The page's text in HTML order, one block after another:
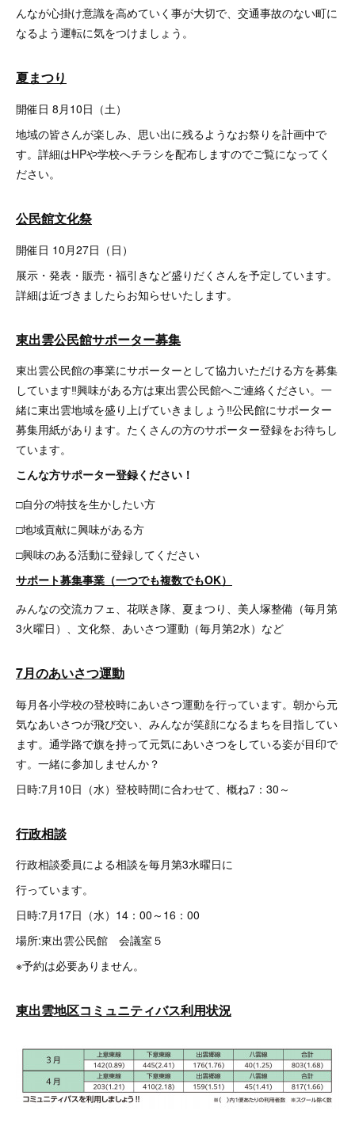
んなが心掛け意識を高めていく事が大切で、交通事故のない町に
なるよう運転に気をつけましょう。
夏まつり
開催日 8月10日（土）
地域の皆さんが楽しみ、思い出に残るようなお祭りを計画中で
す。詳細はHPや学校へチラシを配布しますのでご覧になってく
ださい。
公民館文化祭
開催日 10月27日（日）
展示・発表・販売・福引きなど盛りだくさんを予定しています。
詳細は近づきましたらお知らせいたします。
東出雲公民館サポーター募集
東出雲公民館の事業にサポーターとして協力いただける方を募集
しています‼興味がある方は東出雲公民館へご連絡ください。一
緒に東出雲地域を盛り上げていきましょう‼公民館にサポーター
募集用紙があります。たくさんの方のサポーター登録をお待ちし
ています。
こんな方サポーター登録ください！
□自分の特技を生かしたい方
□地域貢献に興味がある方
□興味のある活動に登録してください
サポート募集事業（一つでも複数でもOK）
みんなの交流カフェ、花咲き隊、夏まつり、美人塚整備（毎月第
3火曜日）、文化祭、あいさつ運動（毎月第2水）など
7月のあいさつ運動
毎月各小学校の登校時にあいさつ運動を行っています。朝から元
気なあいさつが飛び交い、みんなが笑顔になるまちを目指してい
ます。通学路で旗を持って元気にあいさつをしている姿が目印で
す。一緒に参加しませんか？
日時:7月10日（水）登校時間に合わせて、概ね7：30～
行政相談
行政相談委員による相談を毎月第3水曜日に
行っています。
日時:7月17日（水）14：00～16：00
場所:東出雲公民館 会議室５
※予約は必要ありません。
東出雲地区コミュニティバス利用状況